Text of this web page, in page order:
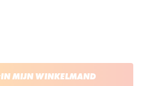
IN MIJN WINKELMAND